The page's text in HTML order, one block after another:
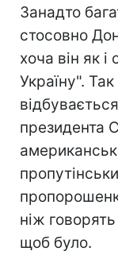
Занадто
стосовно
хоча він як
Україну".
президента
ніж
щоб було.